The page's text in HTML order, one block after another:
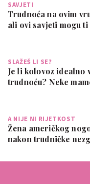
SAVJETI
Trudnoća na ovim
ali ovi savjeti mogu ti
SLAŽEŠ LI SE?
Je li kolovoz idealno
trudnoću? Neke
A NIJE NI RIJETKOST
Žena američkog
nakon trudničke